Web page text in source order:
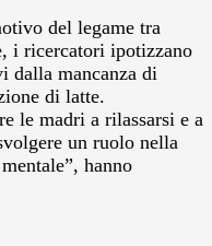
del legame tra
i ricercatori ipotizzano
dalla mancanza di
di latte.
le madri a rilassarsi e a
un ruolo nella
hanno